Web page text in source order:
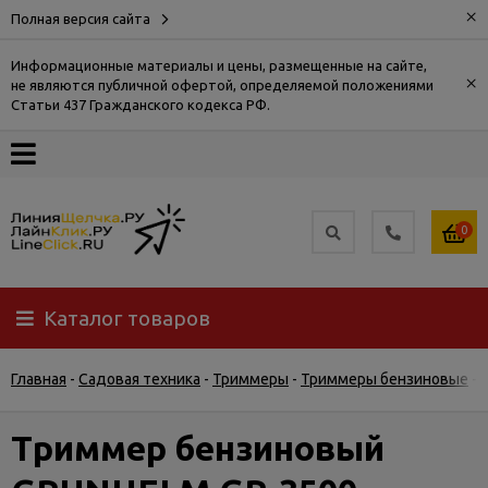
Полная версия сайта ×
Информационные материалы и цены, размещенные на сайте,
не являются публичной офертой, определяемой положениями
Статьи 437 Гражданского кодекса РФ.
×
О
Доставка
Самовывоз
Гарантия
0
Каталог товаров
Главная - Садовая техника - Триммеры - Триммеры бензиновые
Триммер бензиновый